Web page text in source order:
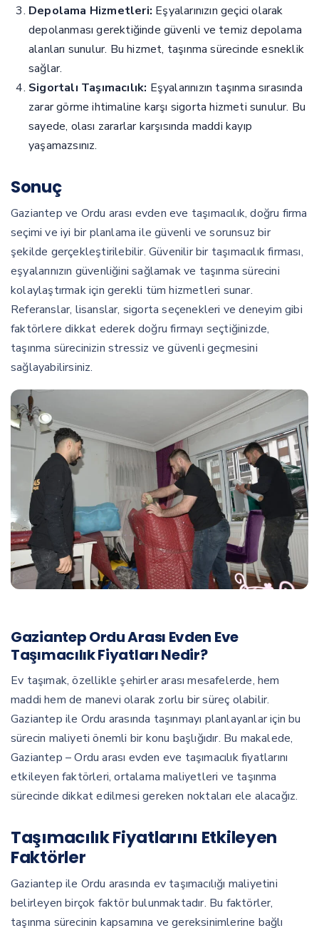
Depolama Hizmetleri: Eşyalarınızın geçici olarak
depolanması gerektiğinde güvenli ve temiz depolama
alanları sunulur. Bu hizmet, taşınma sürecinde esneklik
sağlar.
Sigortalı Taşımacılık: Eşyalarınızın taşınma sırasında
zarar görme ihtimaline karşı sigorta hizmeti sunulur. Bu
sayede, olası zararlar karşısında maddi kayıp
yaşamazsınız.
Sonuç
Gaziantep ve Ordu arası evden eve taşımacılık, doğru firma
seçimi ve iyi bir planlama ile güvenli ve sorunsuz bir
şekilde gerçekleştirilebilir. Güvenilir bir taşımacılık firması,
eşyalarınızın güvenliğini sağlamak ve taşınma sürecini
kolaylaştırmak için gerekli tüm hizmetleri sunar.
Referanslar, lisanslar, sigorta seçenekleri ve deneyim gibi
faktörlere dikkat ederek doğru firmayı seçtiğinizde,
taşınma sürecinizin stressiz ve güvenli geçmesini
sağlayabilirsiniz.
Gaziantep Ordu Arası Evden Eve
Taşımacılık Fiyatları Nedir?
Ev taşımak, özellikle şehirler arası mesafelerde, hem
maddi hem de manevi olarak zorlu bir süreç olabilir.
Gaziantep ile Ordu arasında taşınmayı planlayanlar için bu
sürecin maliyeti önemli bir konu başlığıdır. Bu makalede,
Gaziantep – Ordu arası evden eve taşımacılık fiyatlarını
etkileyen faktörleri, ortalama maliyetleri ve taşınma
sürecinde dikkat edilmesi gereken noktaları ele alacağız.
Taşımacılık Fiyatlarını Etkileyen
Faktörler
Gaziantep ile Ordu arasında ev taşımacılığı maliyetini
belirleyen birçok faktör bulunmaktadır. Bu faktörler,
taşınma sürecinin kapsamına ve gereksinimlerine bağlı